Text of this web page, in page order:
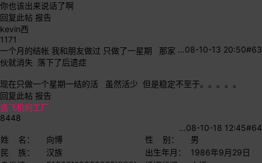
你也该出来说话了啊
回复此帖 报告
kevin西
1171
#63
08-10-13 20:50
…
一个月的结帐 我和朋友做过 只做了一星期 那家
伙就消失 落下了后遗症
现在只做一个星期一结的活 虽然活少 但是稳定不至于。。。。。
回复此帖 报告
造飞机的工厂
8448
#64
08-10-18 12:45
…
姓 名：
向博 性 别：
男
民 族：
汉族 出生年月：
1986年9月29日